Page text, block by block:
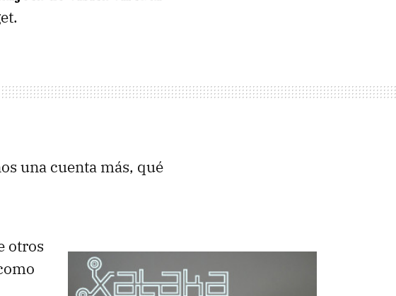
una cuenta más, qué
otros